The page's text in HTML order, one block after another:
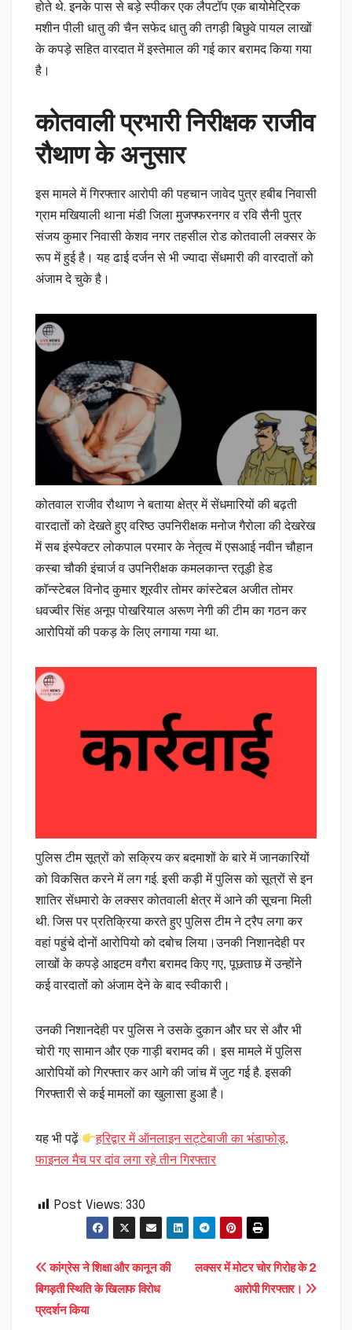
होते थे. इनके पास से बड़े स्पीकर एक लैपटॉप एक बायोमेट्रिक
मशीन पीली धातु की चैन सफेद धातु की तगड़ी बिछुवे पायल लाखों
के कपड़े सहित वारदात में इस्तेमाल की गई कार बरामद किया गया
है।
कोतवाली प्रभारी निरीक्षक राजीव
रौथाण के अनुसार
इस मामले में गिरफ्तार आरोपी की पहचान जावेद पुत्र हबीब निवासी
ग्राम मखियाली थाना मंडी जिला मुजफ्फरनगर व रवि सैनी पुत्र
संजय कुमार निवासी केशव नगर तहसील रोड कोतवाली लक्सर के
रूप में हुई है। यह ढाई दर्जन से भी ज्यादा सेंधमारी की वारदातों को
अंजाम दे चुके है।
कोतवाल राजीव रौथाण ने बताया क्षेत्र में सेंधमारियों की बढ़ती
वारदातों को देखते हुए वरिष्ठ उपनिरीक्षक मनोज गैरोला की देखरेख
में सब इंस्पेक्टर लोकपाल परमार के नेतृत्व में एसआई नवीन चौहान
कस्बा चौकी इंचार्ज व उपनिरीक्षक कमलकान्त रतूड़ी हेड
कॉन्स्टेबल विनोद कुमार शूरवीर तोमर कांस्टेबल अजीत तोमर
धवज्वीर सिंह अनूप पोखरियाल अरूण नेगी की टीम का गठन कर
आरोपियों की पकड़ के लिए लगाया गया था.
पुलिस टीम सूत्रों को सक्रिय कर बदमाशों के बारे में जानकारियों
को विकसित करने में लग गई. इसी कड़ी में पुलिस को सूत्रों से इन
शातिर सेंधमारो के लक्सर कोतवाली क्षेत्र में आने की सूचना मिली
थी. जिस पर प्रतिक्रिया करते हुए पुलिस टीम ने ट्रैप लगा कर
वहां पहुंचे दोनों आरोपियो को दबोच लिया।उनकी निशानदेही पर
लाखों के कपड़े आइटम वगैरा बरामद किए गए, पूछताछ में उन्होंने
कई वारदातों को अंजाम देने के बाद स्वीकारी।
उनकी निशानदेही पर पुलिस ने उसके दुकान और घर से और भी
चोरी गए सामान और एक गाड़ी बरामद की। इस मामले में पुलिस
आरोपियों को गिरफ्तार कर आगे की जांच में जुट गई है. इसकी
गिरफ्तारी से कई मामलों का खुलासा हुआ है।
यह भी पढ़ें
हरिद्वार में ऑनलाइन सट्टेबाजी का भंडाफोड़,
फाइनल मैच पर दांव लगा रहे तीन गिरफ्तार
Post Views: 330
Post
navigation
लक्सर में मोटर चोर गिरोह के 2
आरोपी गिरफ्तार।
कांग्रेस ने शिक्षा और कानून की
बिगड़ती स्थिति के खिलाफ विरोध
प्रदर्शन किया